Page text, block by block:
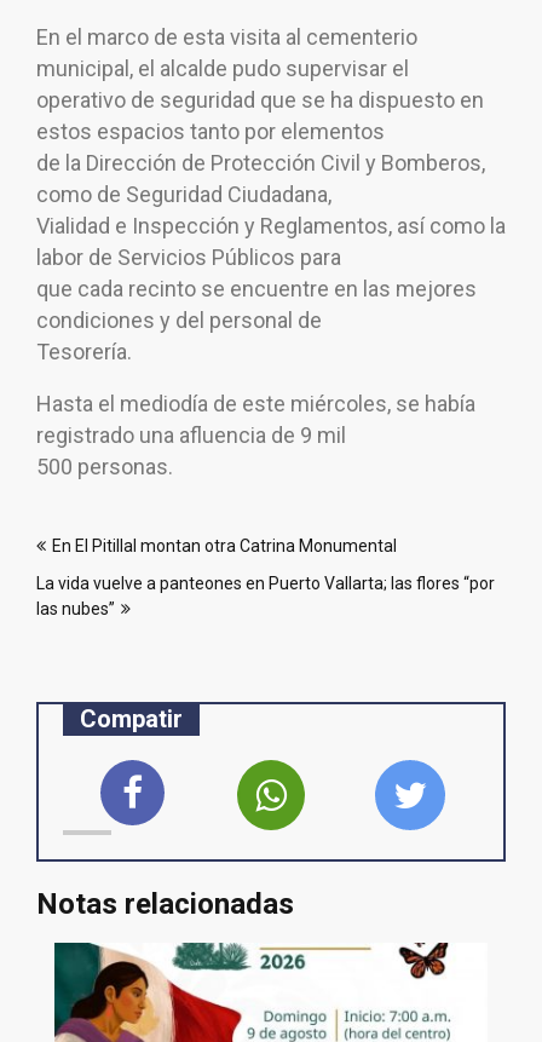
En el marco de esta visita al cementerio
municipal, el alcalde pudo supervisar el
operativo de seguridad que se ha dispuesto en
estos espacios tanto por elementos
de la Dirección de Protección Civil y Bomberos,
como de Seguridad Ciudadana,
Vialidad e Inspección y Reglamentos, así como la
labor de Servicios Públicos para
que cada recinto se encuentre en las mejores
condiciones y del personal de
Tesorería.
Hasta el mediodía de este miércoles, se había
registrado una afluencia de 9 mil
500 personas.
de
entradas
En El Pitillal montan otra Catrina Monumental
La vida vuelve a panteones en Puerto Vallarta; las flores “por
las nubes”
Compatir
Notas relacionadas